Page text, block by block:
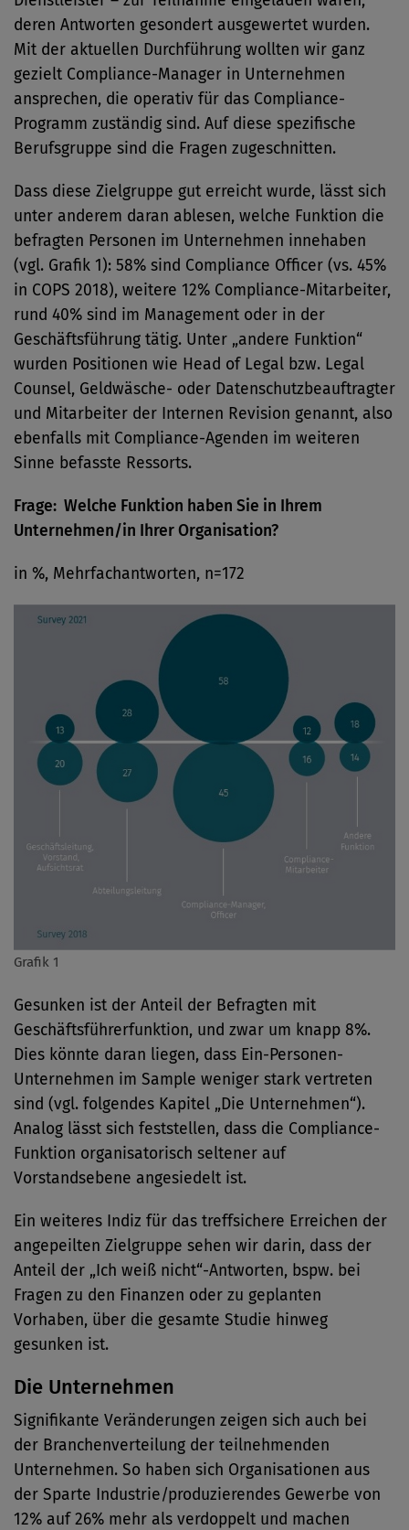
deren Antworten gesondert ausgewertet wurden.
Mit der aktuellen Durchführung wollten wir ganz
gezielt Compliance-Manager in Unternehmen
ansprechen, die operativ für das Compliance-
Programm zuständig sind. Auf diese spezifische
Berufsgruppe sind die Fragen zugeschnitten.
Dass diese Zielgruppe gut erreicht wurde, lässt sich
unter anderem daran ablesen, welche Funktion die
befragten Personen im Unternehmen innehaben
(vgl. Grafik 1): 58% sind Compliance Officer (vs. 45%
in COPS 2018), weitere 12% Compliance-Mitarbeiter,
rund 40% sind im Management oder in der
Geschäftsführung tätig. Unter „andere Funktion“
wurden Positionen wie Head of Legal bzw. Legal
Counsel, Geldwäsche- oder Datenschutzbeauftragter
und Mitarbeiter der Internen Revision genannt, also
ebenfalls mit Compliance-Agenden im weiteren
Sinne befasste Ressorts.
Frage: Welche Funktion haben Sie in Ihrem
Unternehmen/in Ihrer Organisation?
in %, Mehrfachantworten, n=172
Grafik 1
Gesunken ist der Anteil der Befragten mit
Geschäftsführerfunktion, und zwar um knapp 8%.
Dies könnte daran liegen, dass Ein-Personen-
Unternehmen im Sample weniger stark vertreten
sind (vgl. folgendes Kapitel „Die Unternehmen“).
Analog lässt sich feststellen, dass die Compliance-
Funktion organisatorisch seltener auf
Vorstandsebene angesiedelt ist.
Ein weiteres Indiz für das treffsichere Erreichen der
angepeilten Zielgruppe sehen wir darin, dass der
Anteil der „Ich weiß nicht“-Antworten, bspw. bei
Fragen zu den Finanzen oder zu geplanten
Vorhaben, über die gesamte Studie hinweg
gesunken ist.
Die Unternehmen
Signifikante Veränderungen zeigen sich auch bei
der Branchenverteilung der teilnehmenden
Unternehmen. So haben sich Organisationen aus
der Sparte Industrie/produzierendes Gewerbe von
12% auf 26% mehr als verdoppelt und machen